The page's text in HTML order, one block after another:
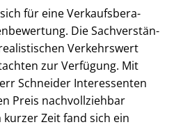
für eine Ver­kaufs­be­ra­
Die Sach­ver­stän­
Verkehrswert
zur Verfügung. Mit
Schneider Interessenten
Preis nachvollziehbar
Zeit fand sich ein